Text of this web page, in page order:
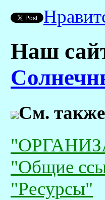
Наш
См. также
"Общие
"Ресурсы"